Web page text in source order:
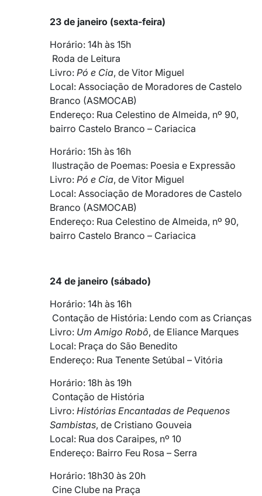
23 de janeiro (sexta-feira)
Horário: 14h às 15h
Roda de Leitura
Livro: Pó e Cia, de Vitor Miguel
Local: Associação de Moradores de Castelo
Branco (ASMOCAB)
Endereço: Rua Celestino de Almeida, nº 90,
bairro Castelo Branco – Cariacica
Horário: 15h às 16h
Ilustração de Poemas: Poesia e Expressão
Livro: Pó e Cia, de Vitor Miguel
Local: Associação de Moradores de Castelo
Branco (ASMOCAB)
Endereço: Rua Celestino de Almeida, nº 90,
bairro Castelo Branco – Cariacica
24 de janeiro (sábado)
Horário: 14h às 16h
Contação de História: Lendo com as Crianças
Livro: Um Amigo Robô, de Eliance Marques
Local: Praça do São Benedito
Endereço: Rua Tenente Setúbal – Vitória
Horário: 18h às 19h
Contação de História
Livro: Histórias Encantadas de Pequenos
Sambistas, de Cristiano Gouveia
Local: Rua dos Caraipes, nº 10
Endereço: Bairro Feu Rosa – Serra
Horário: 18h30 às 20h
Cine Clube na Praça